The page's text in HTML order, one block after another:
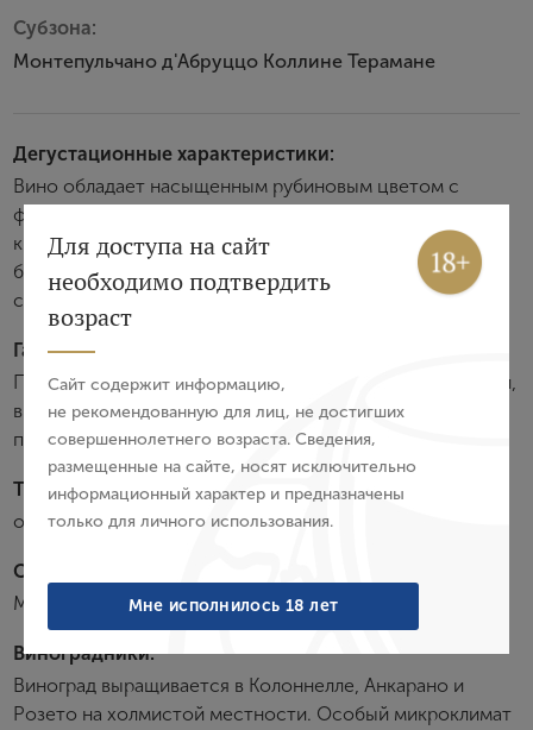
Дегустационные характеристики:
Вино обладает насыщенным рубиновым цветом с
фиолетовыми оттенками, сложным ароматом с тонами
красных фруктов, шоколада, пряностей и
бальзамическими нотками. Полнотелое, хорошо
сбалансированное вино с богатыми танинами.
Гастрономия:
Превосходно сочетается с сытными вторыми блюдами,
выдержанными сырами, а также с мясом,
приготовленным на гриле.
Температура подачи:
от 16 до 18 °С
Сортовой состав:
Монтепульчано
Виноградники:
Виноград выращивается в Колоннелле, Анкарано и
Розето на холмистой местности. Особый микроклимат
Субзона:
Монтепульчано д'Абруццо Коллине Терамане
Для доступа на сайт
необходимо подтвердить
возраст
Сайт содержит информацию,
не рекомендованную для лиц, не достигших
совершеннолетнего возраста. Сведения,
размещенные на сайте, носят исключительно
информационный характер и предназначены
только для личного использования.
Мне исполнилось 18 лет
Вход Регистрация
Пароль
Войти
Создание учетной записи